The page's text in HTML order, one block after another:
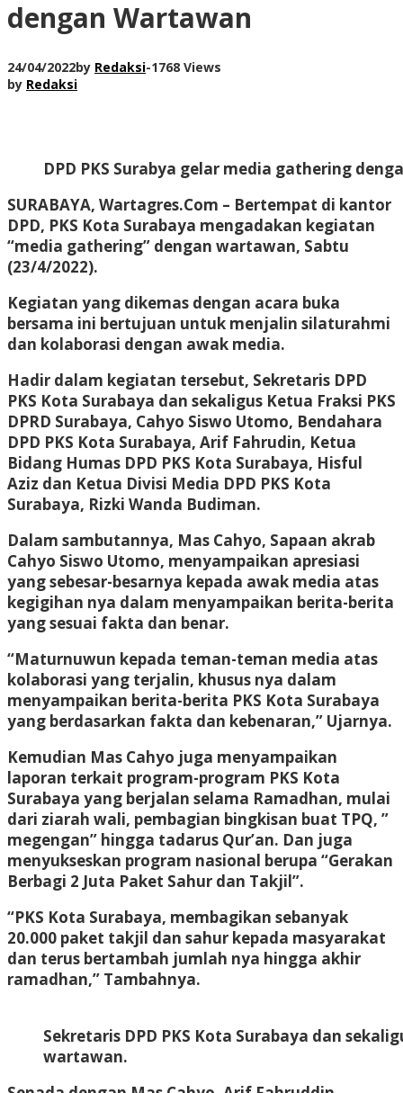
dengan Wartawan
24/04/2022by Redaksi-1768 Views
by Redaksi
DPD PKS Surabya gelar media gathering
SURABAYA, Wartagres.Com – Bertempat di kantor
DPD, PKS Kota Surabaya mengadakan kegiatan
“media gathering” dengan wartawan, Sabtu
(23/4/2022).
Kegiatan yang dikemas dengan acara buka
bersama ini bertujuan untuk menjalin silaturahmi
dan kolaborasi dengan awak media.
Hadir dalam kegiatan tersebut, Sekretaris DPD
PKS Kota Surabaya dan sekaligus Ketua Fraksi PKS
DPRD Surabaya, Cahyo Siswo Utomo, Bendahara
DPD PKS Kota Surabaya, Arif Fahrudin, Ketua
Bidang Humas DPD PKS Kota Surabaya, Hisful
Aziz dan Ketua Divisi Media DPD PKS Kota
Surabaya, Rizki Wanda Budiman.
Dalam sambutannya, Mas Cahyo, Sapaan akrab
Cahyo Siswo Utomo, menyampaikan apresiasi
yang sebesar-besarnya kepada awak media atas
kegigihan nya dalam menyampaikan berita-berita
yang sesuai fakta dan benar.
“Maturnuwun kepada teman-teman media atas
kolaborasi yang terjalin, khusus nya dalam
menyampaikan berita-berita PKS Kota Surabaya
yang berdasarkan fakta dan kebenaran,” Ujarnya.
Kemudian Mas Cahyo juga menyampaikan
laporan terkait program-program PKS Kota
Surabaya yang berjalan selama Ramadhan, mulai
dari ziarah wali, pembagian bingkisan buat TPQ, ”
megengan” hingga tadarus Qur’an. Dan juga
menyukseskan program nasional berupa “Gerakan
Berbagi 2 Juta Paket Sahur dan Takjil”.
“PKS Kota Surabaya, membagikan sebanyak
20.000 paket takjil dan sahur kepada masyarakat
dan terus bertambah jumlah nya hingga akhir
ramadhan,” Tambahnya.
Sekretaris DPD PKS Kota Surabaya dan
wartawan.